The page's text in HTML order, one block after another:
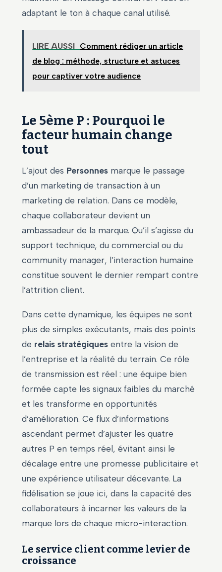
adaptant le ton à chaque canal utilisé.
LIRE AUSSI Comment rédiger un article
de blog : méthode, structure et astuces
pour captiver votre audience
Le 5ème P : Pourquoi le
facteur humain change
tout
L’ajout des Personnes marque le passage
d’un marketing de transaction à un
marketing de relation. Dans ce modèle,
chaque collaborateur devient un
ambassadeur de la marque. Qu’il s’agisse du
support technique, du commercial ou du
community manager, l’interaction humaine
constitue souvent le dernier rempart contre
l’attrition client.
Dans cette dynamique, les équipes ne sont
plus de simples exécutants, mais des points
de relais stratégiques entre la vision de
l’entreprise et la réalité du terrain. Ce rôle
de transmission est réel : une équipe bien
formée capte les signaux faibles du marché
et les transforme en opportunités
d’amélioration. Ce flux d’informations
ascendant permet d’ajuster les quatre
autres P en temps réel, évitant ainsi le
décalage entre une promesse publicitaire et
une expérience utilisateur décevante. La
fidélisation se joue ici, dans la capacité des
collaborateurs à incarner les valeurs de la
marque lors de chaque micro-interaction.
Le service client comme levier de
croissance